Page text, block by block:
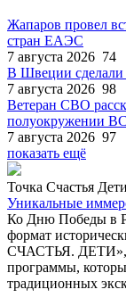
Жапаров провел
стран ЕАЭС
7 августа 2026 74
В Швеции сделали
7 августа 2026 98
Ветеран СВО
полуокружении
7 августа 2026 97
показать ещё
Точка Счастья Дети
Уникальные
Ко Дню Победы в
формат
СЧАСТЬЯ. ДЕТИ»,
программы,
традиционных